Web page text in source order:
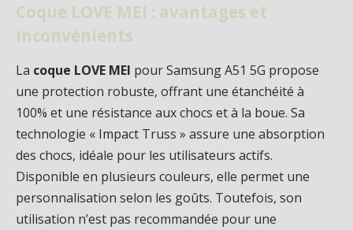
Coque LOVE MEI : avantages et
inconvénients
La coque LOVE MEI pour Samsung A51 5G propose
une protection robuste, offrant une étanchéité à
100% et une résistance aux chocs et à la boue. Sa
technologie « Impact Truss » assure une absorption
des chocs, idéale pour les utilisateurs actifs.
Disponible en plusieurs couleurs, elle permet une
personnalisation selon les goûts. Toutefois, son
utilisation n’est pas recommandée pour une